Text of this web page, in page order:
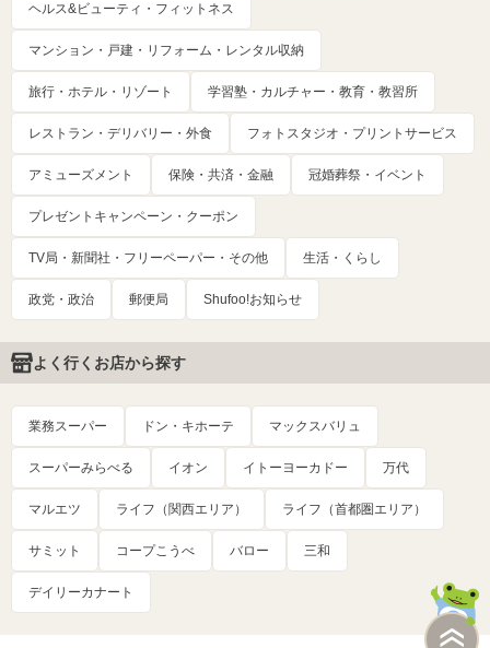
ヘルス&ビューティ・フィットネス
マンション・戸建・リフォーム・レンタル収納
旅行・ホテル・リゾート 学習塾・カルチャー・教育・教習所
レストラン・デリバリー・外食 フォトスタジオ・プリントサービス
アミューズメント 保険・共済・金融 冠婚葬祭・イベント
プレゼントキャンペーン・クーポン
TV局・新聞社・フリーペーパー・その他 生活・くらし
政党・政治 郵便局 Shufoo!お知らせ
よく行くお店から探す
業務スーパー ドン・キホーテ マックスバリュ
スーパーみらべる イオン イトーヨーカドー 万代
マルエツ ライフ（関西エリア） ライフ（首都圏エリア）
サミット コープこうべ バロー 三和
デイリーカナート